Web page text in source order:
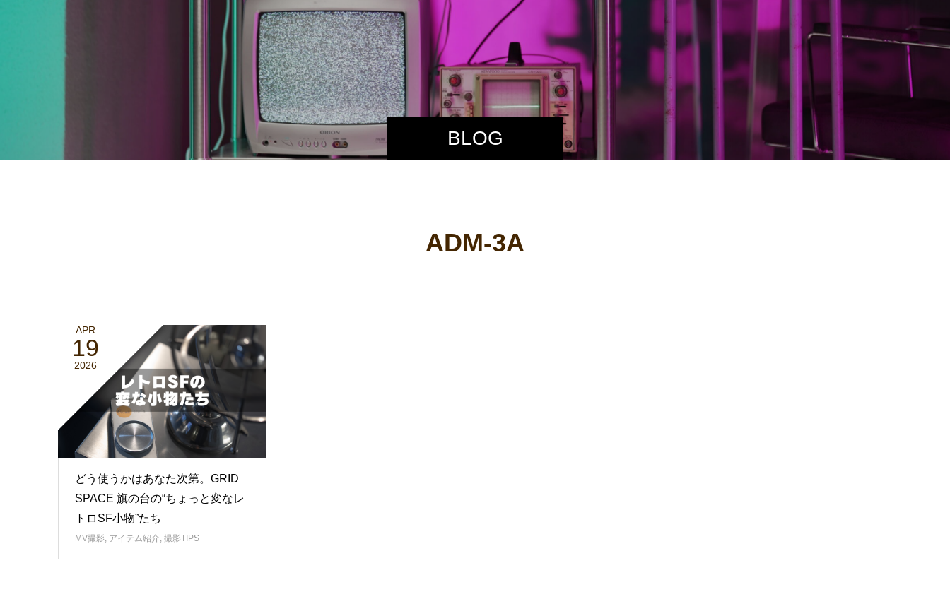
BLOG
ADM-3A
APR
19
2026
どう使うかはあなた次第。GRID
SPACE 旗の台の“ちょっと変なレ
トロSF小物”たち
MV撮影, アイテム紹介, 撮影TIPS